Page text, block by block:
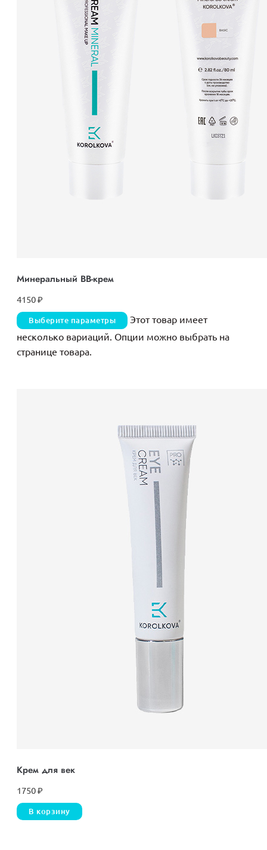
Минеральный ВВ-крем
4150₽
Выберите параметры
Этот товар имеет
несколько вариаций. Опции можно выбрать на
странице товара.
Крем для век
1750₽
В корзину